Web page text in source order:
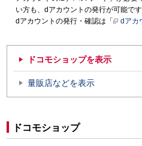
い方も、dアカウントの発行が可能です
dアカウントの発行・確認は「
dアカ
ドコモショップを表示
量販店などを表示
ドコモショップ